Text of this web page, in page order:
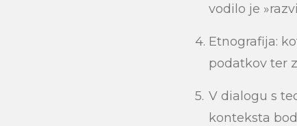
vodilo je
Etnografija:
podatkov ter
V dialogu s
konteksta